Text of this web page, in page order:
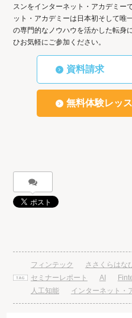
スンをインターネット・アカデミー
ット・アカデミーは日本初そして唯
の専門的なノウハウを活かした転身
ひお気軽にご参加ください。
資料請求
無料体験レッ
フィンテック ささくらはな
セミナーレポート
AI
人工知能
インターネット・